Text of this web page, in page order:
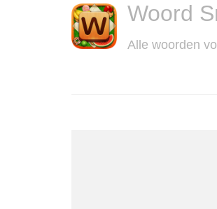
Woord
Alle woorden